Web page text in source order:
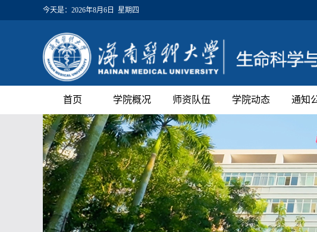
今天是： 2026年8月6日 星期四
首页 学院概况 师资队伍 学院动态 通知